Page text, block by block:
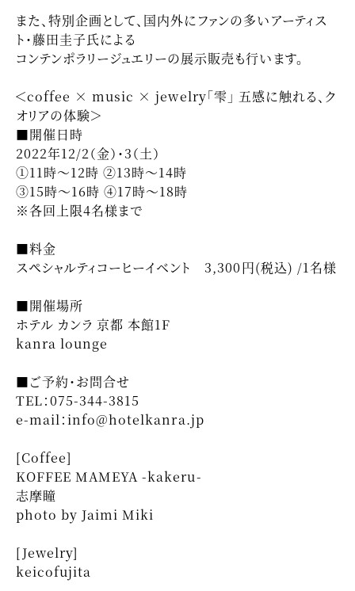
また、特別企画として、国内外にファンの多いアーティス
ト・藤田圭子氏による
コンテンポラリージュエリーの展示販売も行います。
＜coffee × music × jewelry「雫」 五感に触れる、ク
オリアの体験＞
■開催日時
2022年12/2（金）・3（土）
①11時～12時 ②13時～14時
③15時～16時 ④17時〜18時
※各回上限4名様まで
■料金
スペシャルティコーヒーイベント 3,300円(税込) /1名様
■開催場所
ホテル カンラ 京都 本館1F
kanra lounge
■ご予約・お問合せ
TEL：075-344-3815
e-mail：info@hotelkanra.jp
[Coffee]
KOFFEE MAMEYA -kakeru-
志摩瞳
photo by Jaimi Miki
[Jewelry]
keicofujita